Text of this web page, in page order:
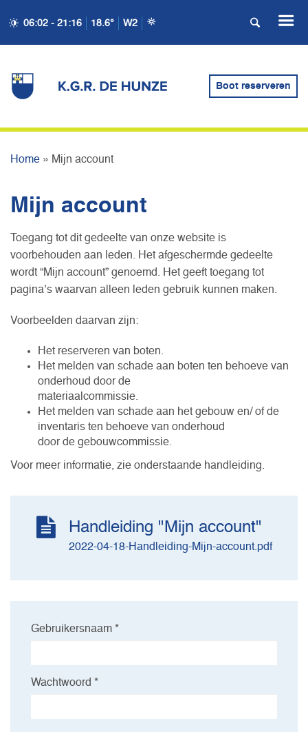
06:02 - 21:16 18.6° W2
Boot reserveren
Home » Mijn account
Mijn account
Toegang tot dit gedeelte van onze website is
voorbehouden aan leden. Het afgeschermde gedeelte
wordt “Mijn account” genoemd. Het geeft toegang tot
pagina’s waarvan alleen leden gebruik kunnen maken.
Voorbeelden daarvan zijn:
Het reserveren van boten.
Het melden van schade aan boten ten behoeve van
onderhoud door de
materiaalcommissie.
Het melden van schade aan het gebouw en/ of de
inventaris ten behoeve van onderhoud
door de gebouwcommissie.
Voor meer informatie, zie onderstaande handleiding.
Handleiding "Mijn account"
2022-04-18-Handleiding-Mijn-account.pdf
Gebruikersnaam *
Wachtwoord *